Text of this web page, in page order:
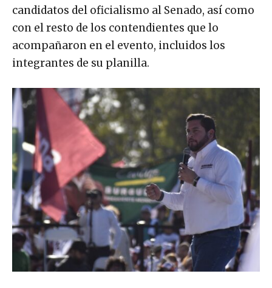
candidatos del oficialismo al Senado, así como
con el resto de los contendientes que lo
acompañaron en el evento, incluidos los
integrantes de su planilla.